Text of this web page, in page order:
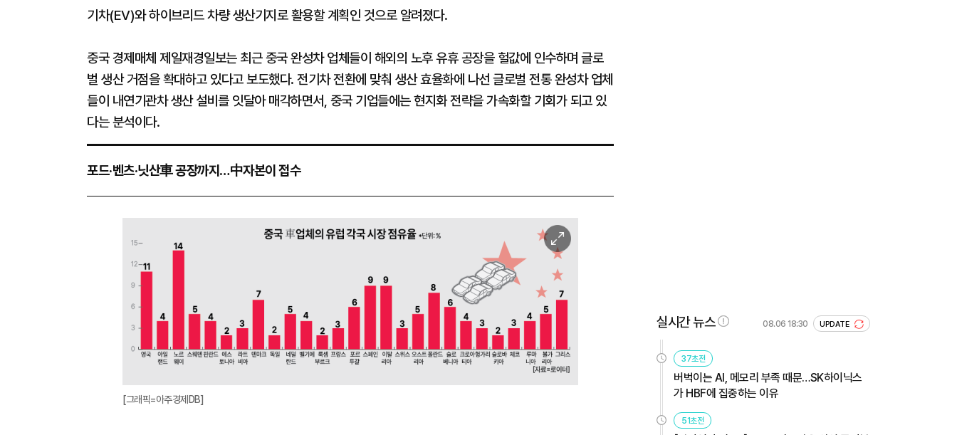
기차(EV)와 하이브리드 차량 생산기지로 활용할 계획인 것으로 알려졌다.
중국 경제매체 제일재경일보는 최근 중국 완성차 업체들이 해외의 노후 유휴 공장을 헐값에 인수하며 글로
벌 생산 거점을 확대하고 있다고 보도했다. 전기차 전환에 맞춰 생산 효율화에 나선 글로벌 전통 완성차 업체
들이 내연기관차 생산 설비를 잇달아 매각하면서, 중국 기업들에는 현지화 전략을 가속화할 기회가 되고 있
다는 분석이다.
포드·벤츠·닛산車 공장까지…中자본이 접수
이
미
지
확
대
[그래픽=아주경제DB]
실시간 뉴스 08.06 18:30 UPDATE
37초전
버벅이는 AI, 메모리 부족 때문…SK하이닉스
가 HBF에 집중하는 이유
51초전